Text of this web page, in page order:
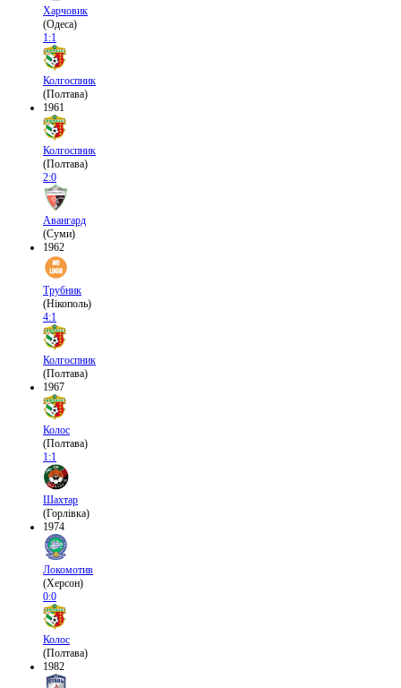
Харчовик
(Одеса)
1:1
Колгоспник
(Полтава)
1961
Колгоспник
(Полтава)
2:0
Авангард
(Суми)
1962
Трубник
(Нікополь)
4:1
Колгоспник
(Полтава)
1967
Колос
(Полтава)
1:1
Шахтар
(Горлівка)
1974
Локомотив
(Херсон)
0:0
Колос
(Полтава)
1982